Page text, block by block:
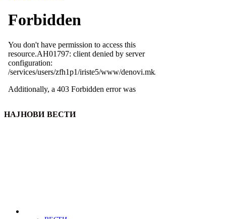
НАЈНОВИ ВЕСТИ